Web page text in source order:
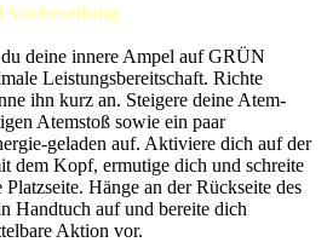
Vorbereitung
deine innere Ampel auf GRÜN
Leistungsbereitschaft. Richte
ihn kurz an. Steigere deine Atem-
Atemstoß sowie ein paar
geladen auf. Aktiviere dich auf der
dem Kopf, ermutige dich und schreite
Platzseite. Hänge an der Rückseite des
Handtuch auf und bereite dich
Aktion vor.